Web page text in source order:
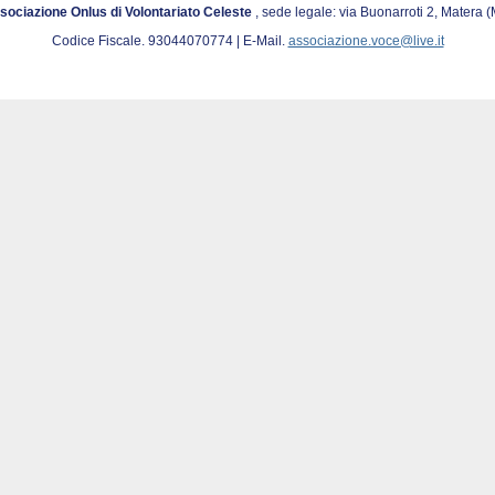
Onlus di Volontariato Celeste , sede legale: via Buonarroti 2, Matera
Codice Fiscale. 93044070774 | E-Mail. associazione.voce@live.it